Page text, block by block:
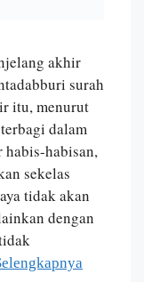
akhir
surah
itu, menurut
dalam
habis-habisan,
sekelas
tidak akan
dengan